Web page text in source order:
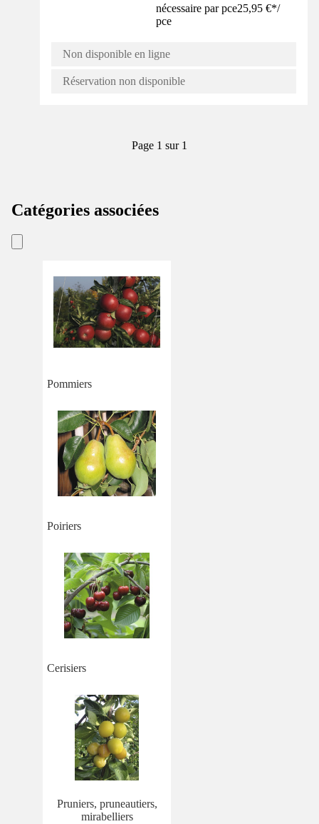
nécessaire par pce25,95 €*/
pce
Non disponible en ligne
Réservation non disponible
Page 1 sur 1
Catégories associées
Pommiers
Poiriers
Cerisiers
Pruniers, pruneautiers,
mirabelliers